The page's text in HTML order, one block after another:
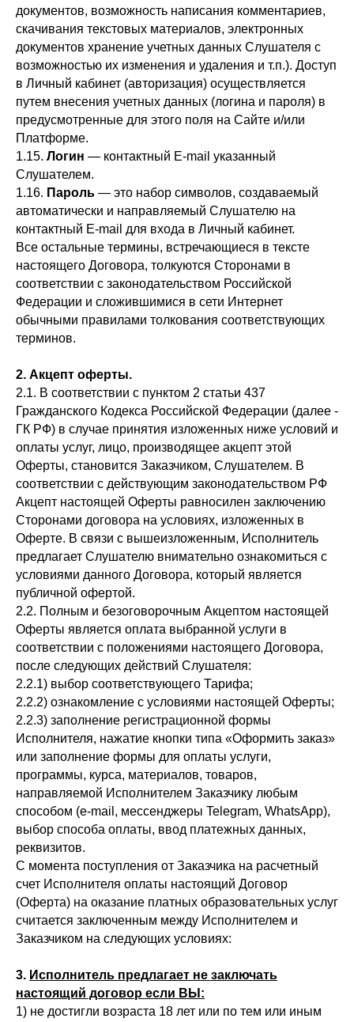
документов, возможность написания комментариев,
скачивания текстовых материалов, электронных
документов хранение учетных данных Слушателя с
возможностью их изменения и удаления и т.п.). Доступ
в Личный кабинет (авторизация) осуществляется
путем внесения учетных данных (логина и пароля) в
предусмотренные для этого поля на Сайте и/или
Платформе.
1.15. Логин — контактный E-mail указанный
Слушателем.
1.16. Пароль — это набор символов, создаваемый
автоматически и направляемый Слушателю на
контактный E-mail для входа в Личный кабинет.
Все остальные термины, встречающиеся в тексте
настоящего Договора, толкуются Сторонами в
соответствии с законодательством Российской
Федерации и сложившимися в сети Интернет
обычными правилами толкования соответствующих
терминов.
2. Акцепт оферты.
2.1. В соответствии с пунктом 2 статьи 437
Гражданского Кодекса Российской Федерации (далее -
ГК РФ) в случае принятия изложенных ниже условий и
оплаты услуг, лицо, производящее акцепт этой
Оферты, становится Заказчиком, Слушателем. В
соответствии с действующим законодательством РФ
Акцепт настоящей Оферты равносилен заключению
Сторонами договора на условиях, изложенных в
Оферте. В связи с вышеизложенным, Исполнитель
предлагает Слушателю внимательно ознакомиться с
условиями данного Договора, который является
публичной офертой.
2.2. Полным и безоговорочным Акцептом настоящей
Оферты является оплата выбранной услуги в
соответствии с положениями настоящего Договора,
после следующих действий Слушателя:
2.2.1) выбор соответствующего Тарифа;
2.2.2) ознакомление с условиями настоящей Оферты;
2.2.3) заполнение регистрационной формы
Исполнителя, нажатие кнопки типа «Оформить заказ»
или заполнение формы для оплаты услуги,
программы, курса, материалов, товаров,
направляемой Исполнителем Заказчику любым
способом (e-mail, мессенджеры Telegram, WhatsApp),
выбор способа оплаты, ввод платежных данных,
реквизитов.
С момента поступления от Заказчика на расчетный
счет Исполнителя оплаты настоящий Договор
(Оферта) на оказание платных образовательных услуг
считается заключенным между Исполнителем и
Заказчиком на следующих условиях:
3. Исполнитель предлагает не заключать
настоящий договор если ВЫ :
1) не достигли возраста 18 лет или по тем или иным